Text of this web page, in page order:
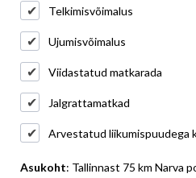
Telkimisvõimalus
Ujumisvõimalus
Viidastatud matkarada
Jalgrattamatkad
Arvestatud liikumispuudega
Asukoht: Tallinnast 75 km Narva